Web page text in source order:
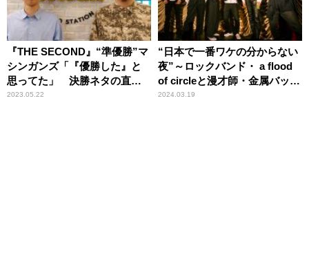
『THE SECOND』“準優勝”マ
シンガンズ「『優勝した』と
思ってた」 決勝ネタの直
後、浮かれていたことを告白
2023.05.22
“日本で一番ワケの分からない
夜”～ロックバンド・ a flood
of circleと漫才師・金属バット
のツーマンライブ オフィシ
2024.03.19